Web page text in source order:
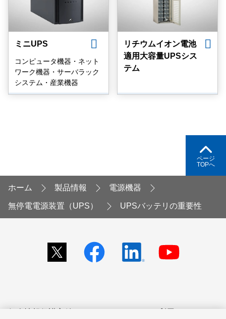
ミニUPS
コンピュータ機器・ネット
ワーク機器・サーバラック
システム・産業機器
リチウムイオン電池
適用大容量UPSシス
テム
ページ
TOPへ
ホーム 製品情報 電源機器
無停電電源装置（UPS） UPSバッテリの重要性